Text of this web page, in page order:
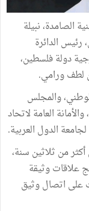
الصامدة، نبيلة
رئيس الدائرة
دولة فلسطين،
لطف ورامي.
والمجلس
العامة لاتحاد
الدول العربية.
من ثلاثين سنة،
علاقات وثيقة
على اتصال وثيق